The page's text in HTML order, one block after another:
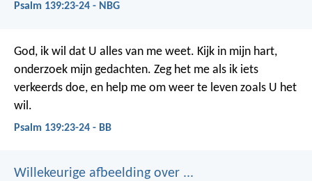
Psalm 139:23-24 - NBG
God, ik wil dat U alles van me weet. Kijk in mijn hart,
onderzoek mijn gedachten. Zeg het me als ik iets
verkeerds doe, en help me om weer te leven zoals U het
wil.
Psalm 139:23-24 - BB
Willekeurige afbeelding over ...